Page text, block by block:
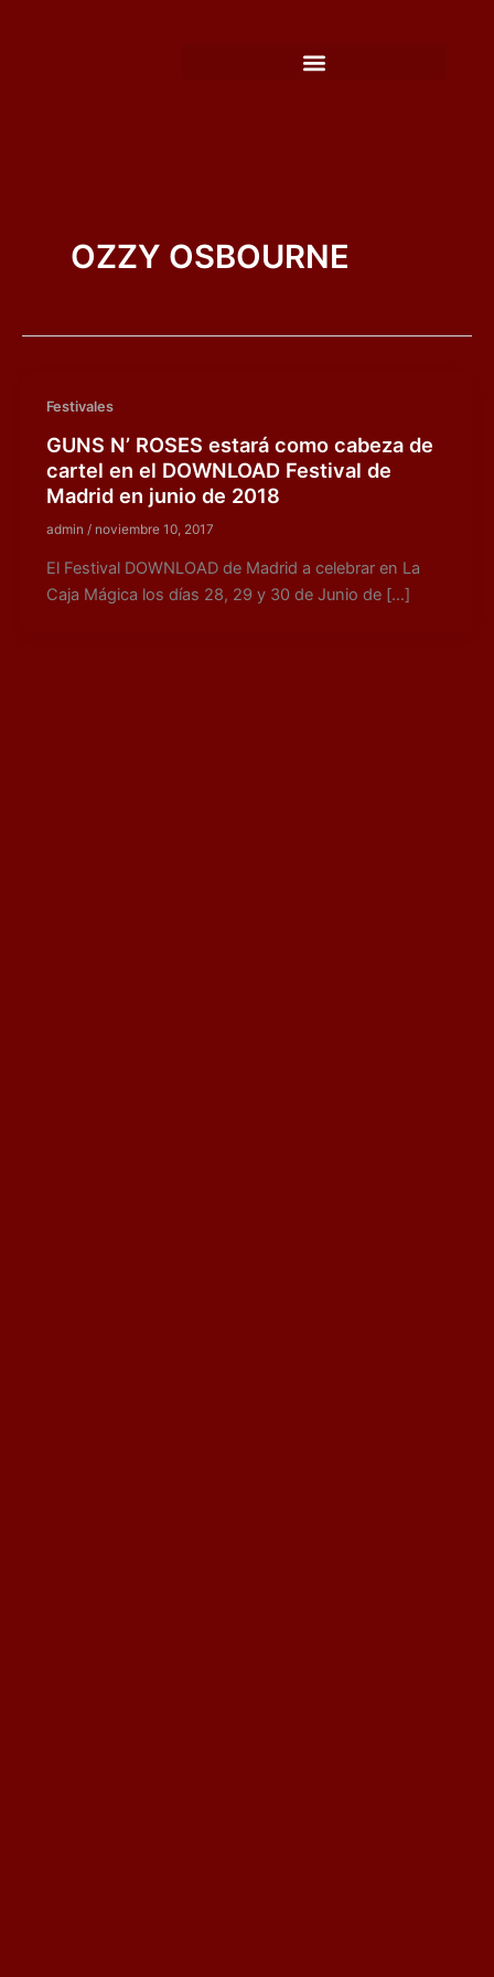
OZZY OSBOURNE
Festivales
GUNS N’ ROSES estará como cabeza de
cartel en el DOWNLOAD Festival de
Madrid en junio de 2018
admin / noviembre 10, 2017
El Festival DOWNLOAD de Madrid a celebrar en La
Caja Mágica los días 28, 29 y 30 de Junio de […]